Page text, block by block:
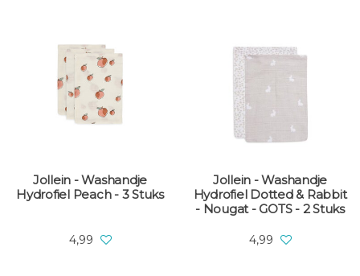
Jollein - Washandje
Hydrofiel Peach - 3 Stuks
4,99
Jollein - Washandje
Hydrofiel Dotted & Rabbit
- Nougat - GOTS - 2 Stuks
4,99